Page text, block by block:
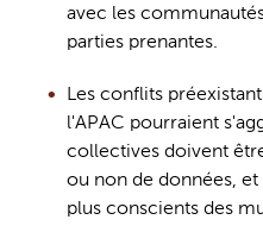
avec les
parties prenantes.
Les conflits
l'APAC pourraient
collectives doivent
ou non de données, et
plus conscients des